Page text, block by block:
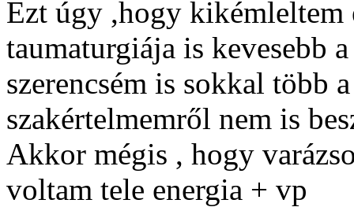
Ezt úgy ,hogy kikémleltem
taumaturgiája is kevesebb
szerencsém is sokkal több
szakértelmemről nem is
Akkor mégis , hogy
voltam tele energia + vp